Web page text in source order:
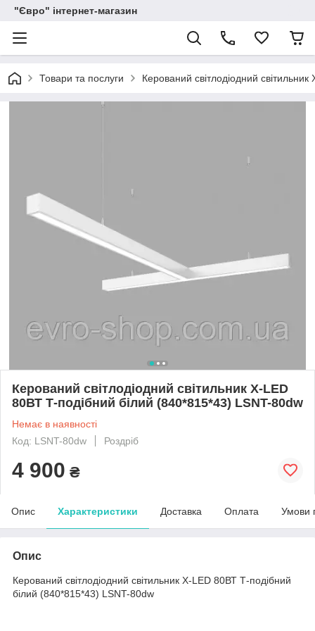
"Євро" інтернет-магазин
Товари та послуги Керований світлодіодний
Керований світлодіодний світильник X-LED
80ВТ Т-подібний білий (840*815*43) LSNT-80dw
Немає в наявності
Код: LSNT-80dw
Роздріб
4 900 ₴
Опис Характеристики Доставка Оплата Умови
Опис
Керований світлодіодний світильник X-LED 80ВТ Т-подібний
білий (840*815*43) LSNT-80dw